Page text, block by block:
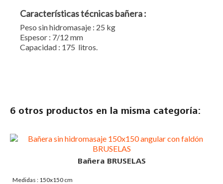
Características técnicas bañera :
Peso sin hidromasaje : 25 kg
Espesor : 7/12 mm
Capacidad : 175 litros.
6 otros productos en la misma categoría:
Bañera BRUSELAS
Medidas : 150x150 cm